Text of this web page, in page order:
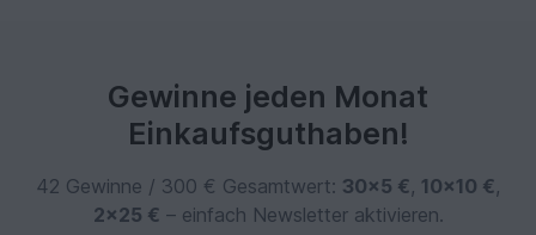
Gewinne jeden Monat
Einkaufsguthaben!
42 Gewinne / 300 € Gesamtwert: 30×5 €, 10×10 €,
2×25 € – einfach Newsletter aktivieren.